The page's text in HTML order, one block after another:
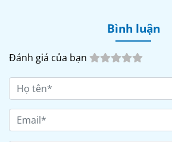
Bình luận
Đánh giá của bạn